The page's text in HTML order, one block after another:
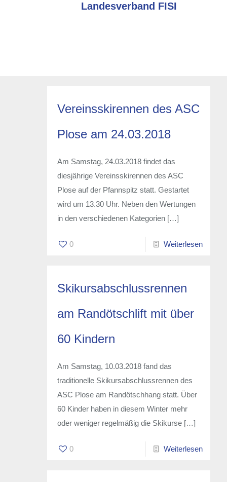
Landesverband FISI
Vereinsskirennen des ASC
Plose am 24.03.2018
Am Samstag, 24.03.2018 findet das
diesjährige Vereinsskirennen des ASC
Plose auf der Pfannspitz statt. Gestartet
wird um 13.30 Uhr. Neben den Wertungen
in den verschiedenen Kategorien […]
0 Weiterlesen
Skikursabschlussrennen
am Randötschlift mit über
60 Kindern
Am Samstag, 10.03.2018 fand das
traditionelle Skikursabschlussrennen des
ASC Plose am Randötschhang statt. Über
60 Kinder haben in diesem Winter mehr
oder weniger regelmäßig die Skikurse […]
0 Weiterlesen